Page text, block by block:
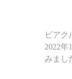
ビアク
2022
みまし